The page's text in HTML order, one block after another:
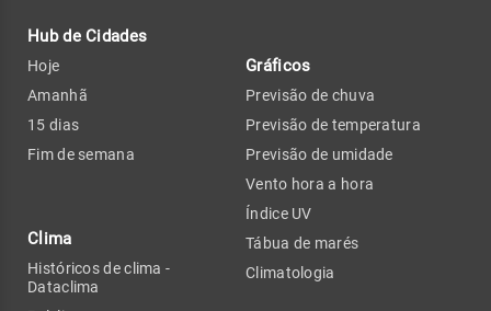
Hub de Cidades
Hoje
Amanhã
15 dias
Fim de semana
Clima
Históricos de clima -
Dataclima
Gráficos
Previsão de chuva
Previsão de temperatura
Previsão de umidade
Vento hora a hora
Índice UV
Tábua de marés
Climatologia